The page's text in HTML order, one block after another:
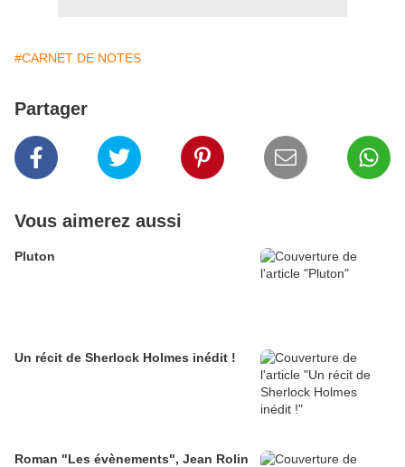
#CARNET DE NOTES
Partager
Vous aimerez aussi
Pluton
Un récit de Sherlock Holmes inédit !
Roman "Les évènements", Jean Rolin